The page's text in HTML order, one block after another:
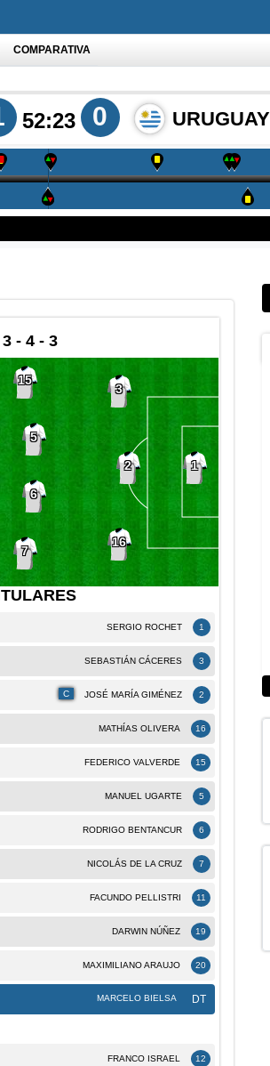
COMPARATIVA
52:23 0 URUGUAY
3 - 4 - 3
1
3
2
16
15
5
6
7
1
SERGIO ROCHET
3
SEBASTIÁN CÁCERES
2
JOSÉ MARÍA GIMÉNEZ
C
16
MATHÍ­AS OLIVERA
15
FEDERICO VALVERDE
5
MANUEL UGARTE
6
RODRIGO BENTANCUR
7
NICOLÁS DE LA CRUZ
11
FACUNDO PELLISTRI
19
DARWIN NÚÑEZ
20
MAXIMILIANO ARAUJO
DT
MARCELO BIELSA
12
FRANCO ISRAEL